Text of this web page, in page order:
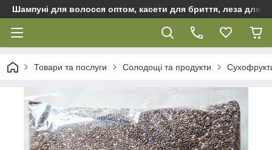
Шампуні для волосся оптом, касети для бриття, леза для
Товари та послуги Солодощі та продукти